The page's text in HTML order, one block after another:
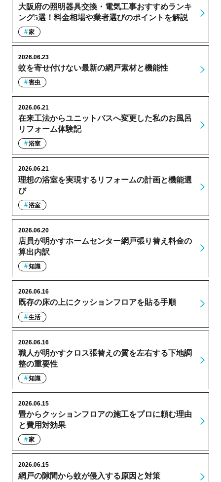
大阪府の照明器具交換・電気工事おすすめランキ
ング5選！料金相場や業者選びのポイントを解説
家
蚊を寄せ付けない最新の網戸素材と機能性
2026.06.23
害虫
在来工法からユニットバスへ変更した私のお風呂
リフォーム体験記
2026.06.21
浴室
理想の浴室を実現するリフォームの計画と機能選
び
2026.06.21
浴室
店員が明かすホームセンター網戸張り替え料金の
算出内訳
2026.06.20
知識
既存の床の上にクッションフロアを貼る手順
2026.06.16
生活
職人が明かすクロス張替えの質を左右する下地調
整の重要性
2026.06.16
知識
畳からクッションフロアの施工をプロに頼む理由
と費用対効果
2026.06.15
家
網戸の隙間から蚊が侵入する原因と対策
2026.06.15